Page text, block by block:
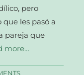
pero
que les pasó a
pareja que
more…